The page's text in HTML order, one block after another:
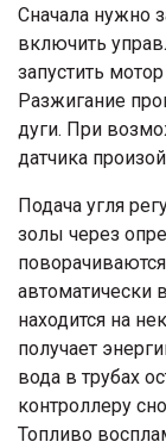
Сначала нужно
включить
запустить
Разжигание
дуги. При
датчика
Подача угля
золы через
автоматически
находится на
получает
вода в трубах
контроллеру
Топливо